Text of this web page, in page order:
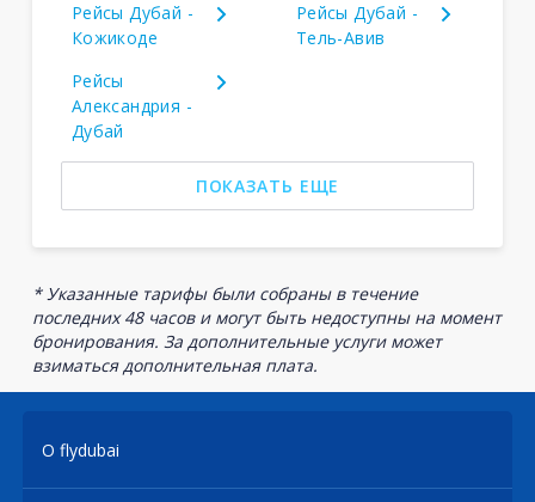
Рейсы Дубай -
Кожикоде
Рейсы Дубай -
Тель-Авив
Рейсы
Александрия -
Дубай
ПОКАЗАТЬ ЕЩЕ
* Указанные тарифы были собраны в течение
последних 48 часов и могут быть недоступны на момент
бронирования. За дополнительные услуги может
взиматься дополнительная плата.
О flydubai